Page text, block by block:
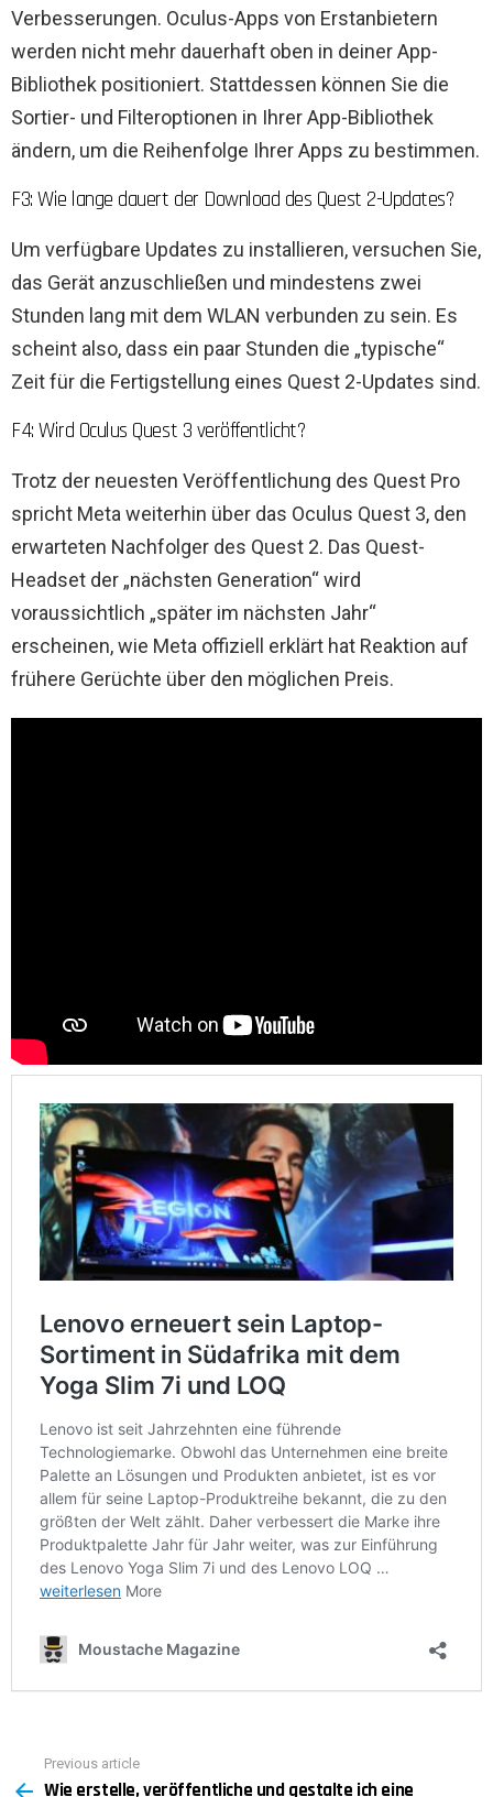
Verbesserungen. Oculus-Apps von Erstanbietern
werden nicht mehr dauerhaft oben in deiner App-
Bibliothek positioniert. Stattdessen können Sie die
Sortier- und Filteroptionen in Ihrer App-Bibliothek
ändern, um die Reihenfolge Ihrer Apps zu bestimmen.
F3: Wie lange dauert der Download des Quest 2-Updates?
Um verfügbare Updates zu installieren, versuchen Sie,
das Gerät anzuschließen und mindestens zwei
Stunden lang mit dem WLAN verbunden zu sein. Es
scheint also, dass ein paar Stunden die „typische“
Zeit für die Fertigstellung eines Quest 2-Updates sind.
F4: Wird Oculus Quest 3 veröffentlicht?
Trotz der neuesten Veröffentlichung des Quest Pro
spricht Meta weiterhin über das Oculus Quest 3, den
erwarteten Nachfolger des Quest 2. Das Quest-
Headset der „nächsten Generation“ wird
voraussichtlich „später im nächsten Jahr“
erscheinen, wie Meta offiziell erklärt hat Reaktion auf
frühere Gerüchte über den möglichen Preis.
more
Previous article
Wie erstelle, veröffentliche und gestalte ich eine